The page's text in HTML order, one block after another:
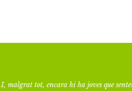
I, malgrat tot, encara hi ha joves que